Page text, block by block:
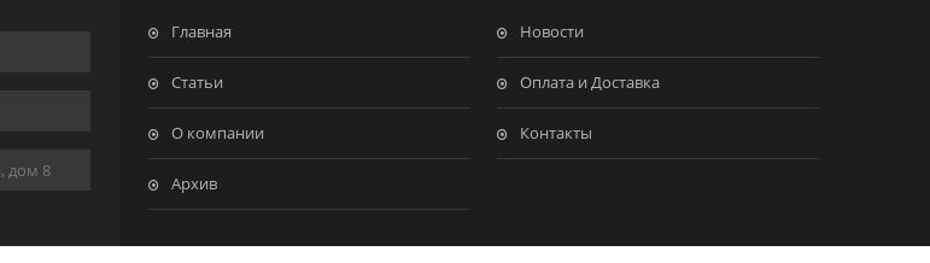
дом 8
Главная Новости
Статьи Оплата и Доставка
О компании Контакты
Архив